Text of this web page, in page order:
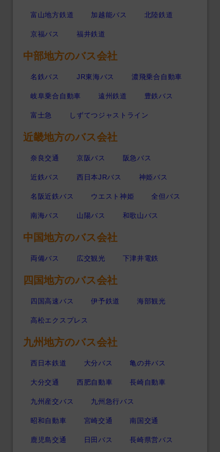
富山地方鉄道 加越能バス 北陸鉄道
京福バス 福井鉄道
中部地方のバス会社
名鉄バス JR東海バス 濃飛乗合自動車
岐阜乗合自動車 遠州鉄道 豊鉄バス
富士急 しずてつジャストライン
近畿地方のバス会社
奈良交通 京阪バス 阪急バス
近鉄バス 西日本JRバス 神姫バス
名阪近鉄バス ウエスト神姫 全但バス
南海バス 山陽バス 和歌山バス
中国地方のバス会社
両備バス 広交観光 下津井電鉄
四国地方のバス会社
四国高速バス 伊予鉄道 海部観光
高松エクスプレス
九州地方のバス会社
西日本鉄道 大分バス 亀の井バス
大分交通 西肥自動車 長崎自動車
九州産交バス 九州急行バス
昭和自動車 宮崎交通 南国交通
鹿児島交通 日田バス 長崎県営バス